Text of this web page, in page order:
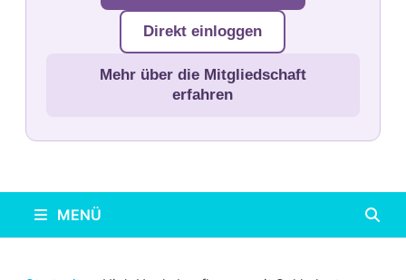
Direkt einloggen
Mehr über die Mitgliedschaft
erfahren
MENÜ